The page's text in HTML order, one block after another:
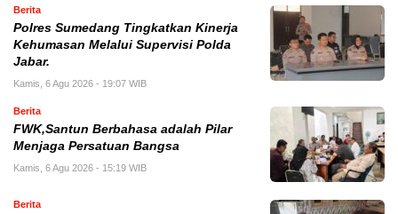
Berita
Polres Sumedang Tingkatkan Kinerja
Kehumasan Melalui Supervisi Polda
Jabar.
Kamis, 6 Agu 2026 - 19:07 WIB
Berita
FWK,Santun Berbahasa adalah Pilar
Menjaga Persatuan Bangsa
Kamis, 6 Agu 2026 - 15:19 WIB
Berita